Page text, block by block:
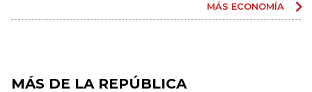
MÁS ECONOMÍA
MÁS DE LA REPÚBLICA